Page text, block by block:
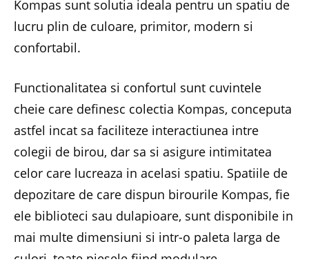
Kompas sunt solutia ideala pentru un spatiu de
lucru plin de culoare, primitor, modern si
confortabil.
Functionalitatea si confortul sunt cuvintele
cheie care definesc colectia Kompas, conceputa
astfel incat sa faciliteze interactiunea intre
colegii de birou, dar sa si asigure intimitatea
celor care lucreaza in acelasi spatiu. Spatiile de
depozitare de care dispun birourile Kompas, fie
ele biblioteci sau dulapioare, sunt disponibile in
mai multe dimensiuni si intr-o paleta larga de
culori, toate piesele fiind modulare.